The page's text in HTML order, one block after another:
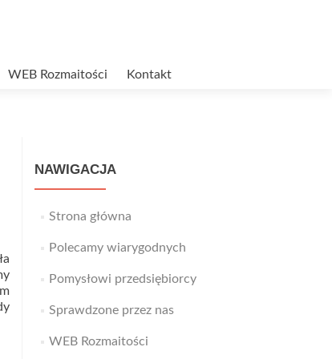
WEB Rozmaitości Kontakt
NAWIGACJA
Strona główna
Polecamy wiarygodnych
Pomysłowi przedsiębiorcy
Sprawdzone przez nas
WEB Rozmaitości